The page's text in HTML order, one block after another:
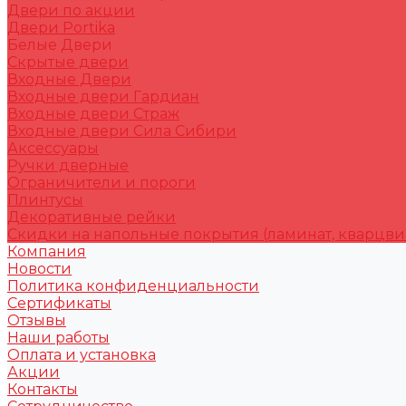
Двери по акции
Двери Portika
Белые Двери
Скрытые двери
Входные Двери
Входные двери Гардиан
Входные двери Страж
Входные двери Сила Сибири
Аксессуары
Ручки дверные
Ограничители и пороги
Плинтусы
Декоративные рейки
Скидки на напольные покрытия (ламинат,
Компания
Новости
Политика конфиденциальности
Сертификаты
Отзывы
Наши работы
Оплата и установка
Акции
Контакты